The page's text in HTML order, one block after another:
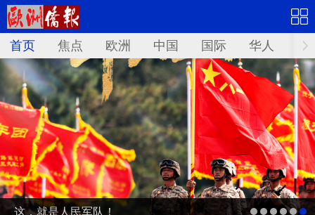
首页 焦点 欧洲 中国 国际 华人 文
这，就是人民军队！